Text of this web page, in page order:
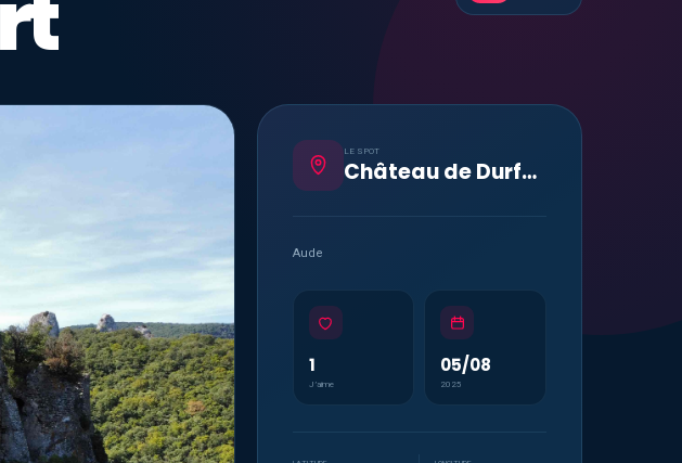
LE SPOT
Château de Durfort
Aude
1
J’aime
05/08
2025